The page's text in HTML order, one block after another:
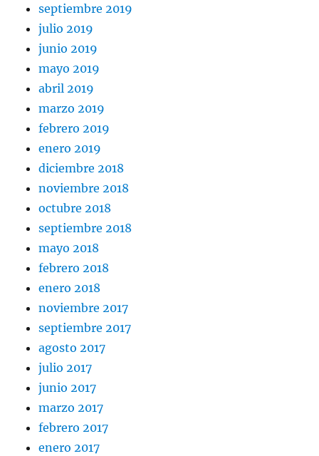
septiembre 2019
julio 2019
junio 2019
mayo 2019
abril 2019
marzo 2019
febrero 2019
enero 2019
diciembre 2018
noviembre 2018
octubre 2018
septiembre 2018
mayo 2018
febrero 2018
enero 2018
noviembre 2017
septiembre 2017
agosto 2017
julio 2017
junio 2017
marzo 2017
febrero 2017
enero 2017